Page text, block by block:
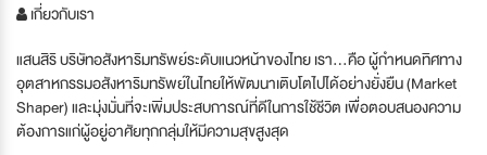
เกี่ยวกับเรา
แสนสิริ บริษัทอสังหาริมทรัพย์ระดับแนวหน้าของไทย เรา…คือ ผู้กำหนดทิศทาง
อุตสาหกรรมอสังหาริมทรัพย์ในไทยให้พัฒนาเติบโตไปได้อย่างยั่งยืน (Market
Shaper) และมุ่งมั่นที่จะเพิ่มประสบการณ์ที่ดีในการใช้ชีวิต เพื่อตอบสนองความ
ต้องการแก่ผู้อยู่อาศัยทุกกลุ่มให้มีความสุขสูงสุด